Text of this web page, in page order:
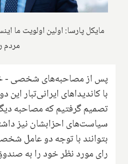
مایکل پارسا: اولین اولویت ما
مردم
پس از مصاحبه‌های شخصی -
با کاندیداهای ایرانی‌تبار این
تصمیم گرفتیم که مصاحبه
سیاست‌های احزابشان نیز
بتوانند با توجه دو عامل
رای مورد نظر خود را به